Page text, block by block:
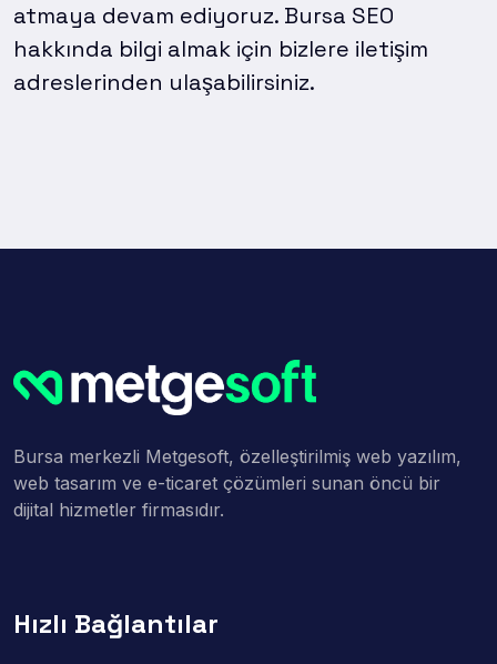
atmaya devam ediyoruz. Bursa SEO
hakkında bilgi almak için bizlere iletişim
adreslerinden ulaşabilirsiniz.
Bursa merkezli Metgesoft, özelleştirilmiş web yazılım,
web tasarım ve e-ticaret çözümleri sunan öncü bir
dijital hizmetler firmasıdır.
Hızlı Bağlantılar